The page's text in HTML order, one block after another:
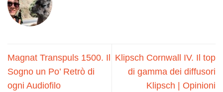
Magnat Transpuls 1500. Il
Sogno un Po’ Retrò di
ogni Audiofilo
Klipsch Cornwall IV. Il top
di gamma dei diffusori
Klipsch | Opinioni